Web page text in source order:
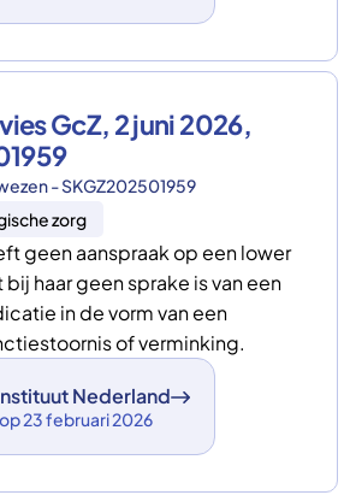
GcZ, 2 juni 2026,
- SKGZ202501959
zorg
geen aanspraak op een lower
haar geen sprake is van een
in de vorm van een
of verminking.
Nederland
23 februari 2026